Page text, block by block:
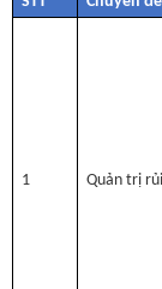
1 Quản trị